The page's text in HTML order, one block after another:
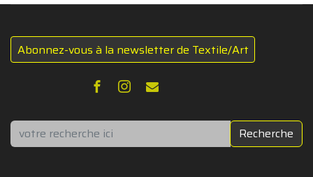
Abonnez-vous à la newsletter de Textile/Art
Rechercher Recherche